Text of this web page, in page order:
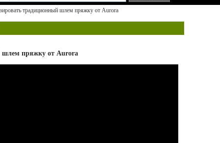
традиционный шлем пряжку от Aurora
шлем пряжку от Aurora